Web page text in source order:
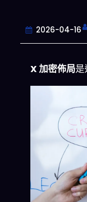
2026-04-16
X 加密佈局